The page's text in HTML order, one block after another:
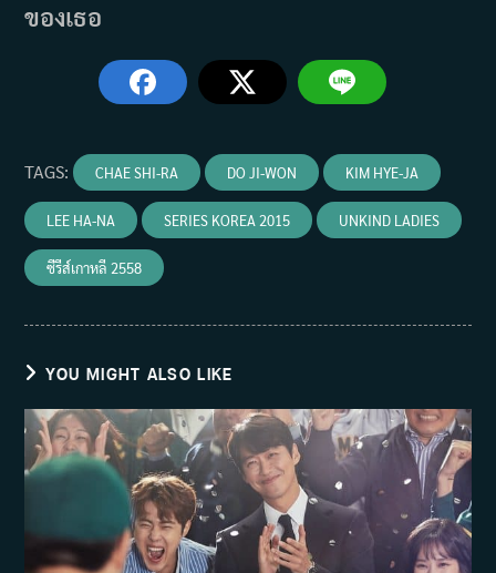
ของเธอ
TAGS: CHAE SHI-RA DO JI-WON KIM HYE-JA
LEE HA-NA SERIES KOREA 2015 UNKIND LADIES
ซีรีส์เกาหลี 2558
YOU MIGHT ALSO LIKE